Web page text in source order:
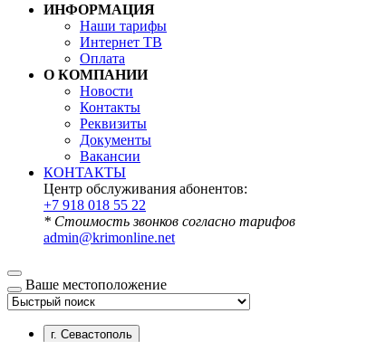
ИНФОРМАЦИЯ
Наши тарифы
Интернет ТВ
Оплата
О КОМПАНИИ
Новости
Контакты
Реквизиты
Документы
Вакансии
КОНТАКТЫ
Центр обслуживания абонентов:
+7 918 018 55 22
* Стоимость звонков согласно тарифов
admin@krimonline.net
Ваше местоположение
г. Севастополь